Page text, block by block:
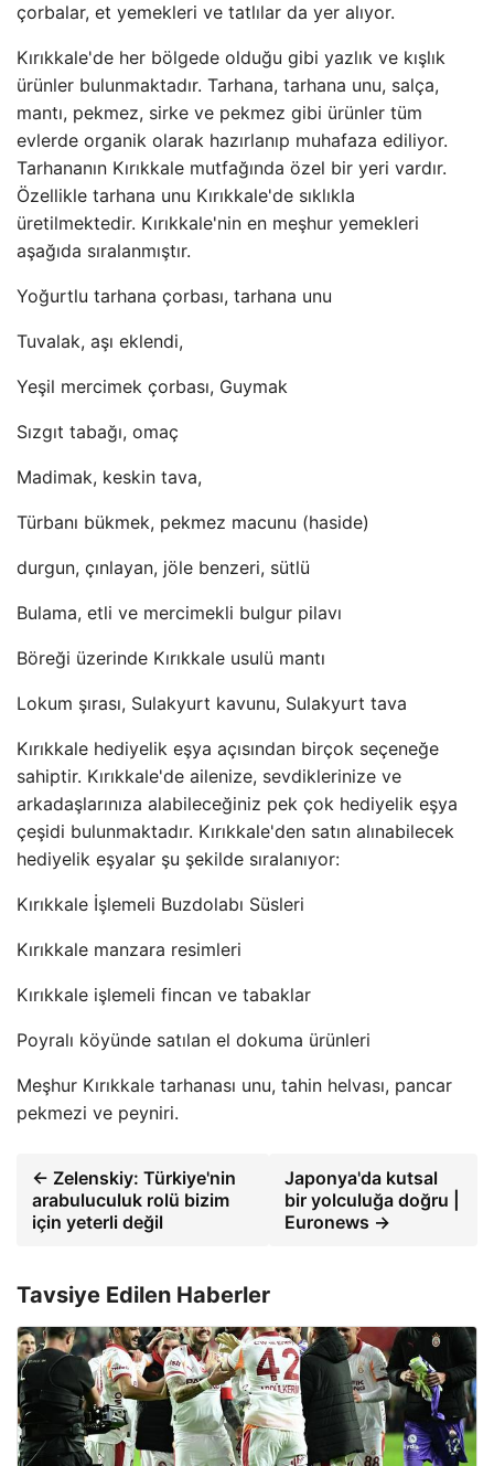
çorbalar, et yemekleri ve tatlılar da yer alıyor.
Kırıkkale'de her bölgede olduğu gibi yazlık ve kışlık
ürünler bulunmaktadır. Tarhana, tarhana unu, salça,
mantı, pekmez, sirke ve pekmez gibi ürünler tüm
evlerde organik olarak hazırlanıp muhafaza ediliyor.
Tarhananın Kırıkkale mutfağında özel bir yeri vardır.
Özellikle tarhana unu Kırıkkale'de sıklıkla
üretilmektedir. Kırıkkale'nin en meşhur yemekleri
aşağıda sıralanmıştır.
Yoğurtlu tarhana çorbası, tarhana unu
Tuvalak, aşı eklendi,
Yeşil mercimek çorbası, Guymak
Sızgıt tabağı, omaç
Madimak, keskin tava,
Türbanı bükmek, pekmez macunu (haside)
durgun, çınlayan, jöle benzeri, sütlü
Bulama, etli ve mercimekli bulgur pilavı
Böreği üzerinde Kırıkkale usulü mantı
Lokum şırası, Sulakyurt kavunu, Sulakyurt tava
Kırıkkale hediyelik eşya açısından birçok seçeneğe
sahiptir. Kırıkkale'de ailenize, sevdiklerinize ve
arkadaşlarınıza alabileceğiniz pek çok hediyelik eşya
çeşidi bulunmaktadır. Kırıkkale'den satın alınabilecek
hediyelik eşyalar şu şekilde sıralanıyor:
Kırıkkale İşlemeli Buzdolabı Süsleri
Kırıkkale manzara resimleri
Kırıkkale işlemeli fincan ve tabaklar
Poyralı köyünde satılan el dokuma ürünleri
Meşhur Kırıkkale tarhanası unu, tahin helvası, pancar
pekmezi ve peyniri.
← Zelenskiy: Türkiye'nin
arabuluculuk rolü bizim
için yeterli değil
Japonya'da kutsal
bir yolculuğa doğru |
Euronews →
Tavsiye Edilen Haberler